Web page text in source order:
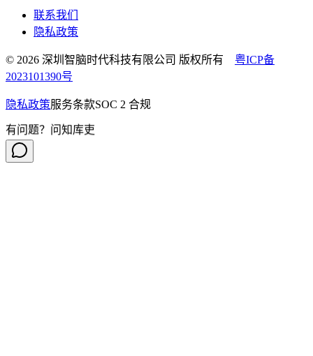
联系我们
隐私政策
© 2026 深圳智脑时代科技有限公司 版权所有 粤ICP备
2023101390号
隐私政策服务条款SOC 2 合规
有问题？问知库吏